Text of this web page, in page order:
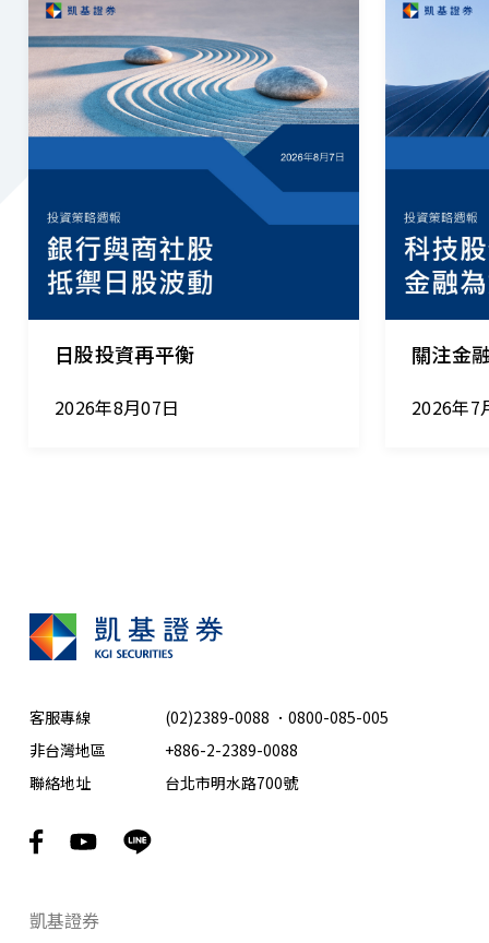
2026.08.07 ｜
日股投資再平衡
2026年8月07日
2026.07.24
關注金
2026年7
客服專線 (02)2389-0088 ． 0800-085-005
非台灣地區
+886-2-2389-0088
聯絡地址
台北市明水路700號
凱基證券